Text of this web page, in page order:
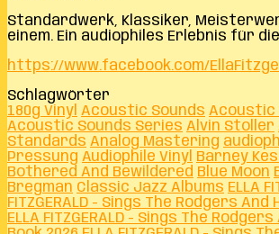
Standardwerk, Klassiker,
einem. Ein audiophiles Erlebnis für
https://www.facebook.com/
Schlagwörter
180g Vinyl Acoustic Sounds Acoustic
Acoustic Sounds Series Alvin Stoller
Standards Analog Mastering
Pressung Audiophile Vinyl Barney
Bothered And Bewildered Blue Moon
Bregman Classic Jazz Albums ELLA
FITZGERALD - Sings The Rodgers
ELLA FITZGERALD - Sings The